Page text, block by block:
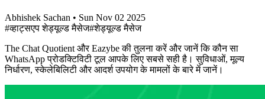
Abhishek Sachan • Sun Nov 02 2025
#व्हाट्सएप शेड्यूल्ड मैसेज#शेड्यूल्ड मैसेज
The Chat Quotient और Eazybe की तुलना करें और जानें कि कौन सा
WhatsApp प्रोडक्टिविटी टूल आपके लिए सबसे सही है। सुविधाओं, मूल्य
निर्धारण, स्केलेबिलिटी और आदर्श उपयोग के मामलों के बारे में जानें।